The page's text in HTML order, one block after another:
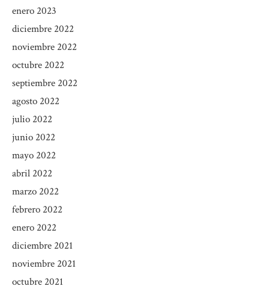
enero 2023
diciembre 2022
noviembre 2022
octubre 2022
septiembre 2022
agosto 2022
julio 2022
junio 2022
mayo 2022
abril 2022
marzo 2022
febrero 2022
enero 2022
diciembre 2021
noviembre 2021
octubre 2021